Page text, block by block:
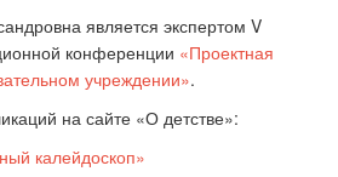
является экспертом V
конференции «Проектная
учреждении».
на сайте «О детстве»:
калейдоскоп»